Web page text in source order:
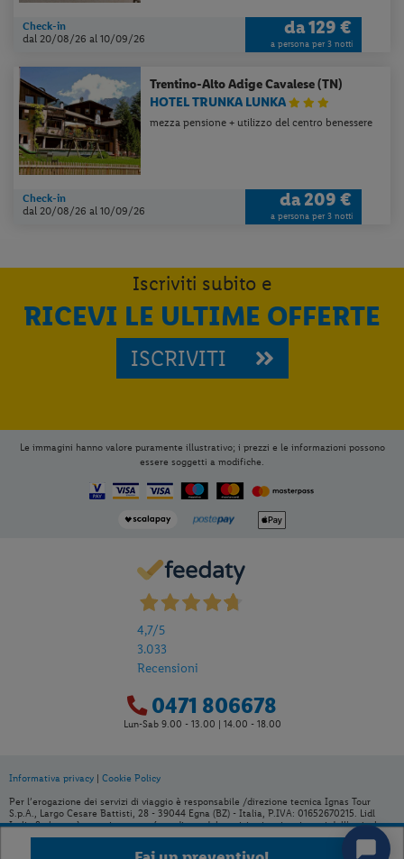
Check-in
dal 20/08/26al 10/09/26
da129 €
a persona per 3 notti
Trentino-Alto AdigeCavalese (TN)
HOTEL TRUNKA LUNKA
mezza pensione + utilizzo del centro benessere
Check-in
dal 20/08/26al 10/09/26
da209 €
a persona per 3 notti
Iscriviti subito e
RICEVI LE ULTIME OFFERTE
ISCRIVITI
Le immagini hanno valore puramente illustrativo; i prezzi e le informazioni possono
essere soggetti a modifiche.
4,7/5
3.033
Recensioni
0471 806678
Lun-Sab 9.00 - 13.00 | 14.00 - 18.00
Informativa privacy
Cookie Policy
Per l’erogazione dei servizi di viaggio è responsabile /direzione tecnica Ignas Tour
S.p.A., Largo Cesare Battisti, 28 - 39044 Egna (BZ) - Italia, P.IVA: 01652670215. Lidl
Italia S.r.l. non è organizzatore né venditore del servizio viaggio, ai sensi dell’articolo
83 del Dlgs 206/2005. È venditore Ignas Tour S.p.A., Largo Cesare Battisti, 28 - 39044
Egna (BZ) - Italia, P.IVA: 01652670215. Capitale sociale 120.000,00€ interamente
Lidl Viaggialla tua
Home, apri il menu opzioni evidenziato
applicazione